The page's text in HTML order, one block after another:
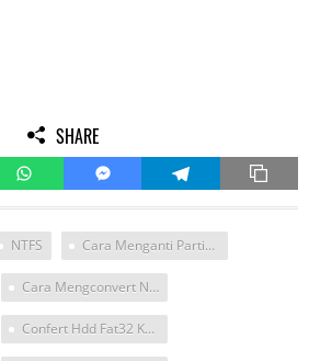
SHARE
NTFS Cara Menganti Partisi Ntfs Ke Fat 32 Tanpa Menghapus Data
Cara Mengconvert Ntfs Ke Fat32 Tanpa
Confert Hdd Fat32 Ke Ntfs Tanpa Hilang Data